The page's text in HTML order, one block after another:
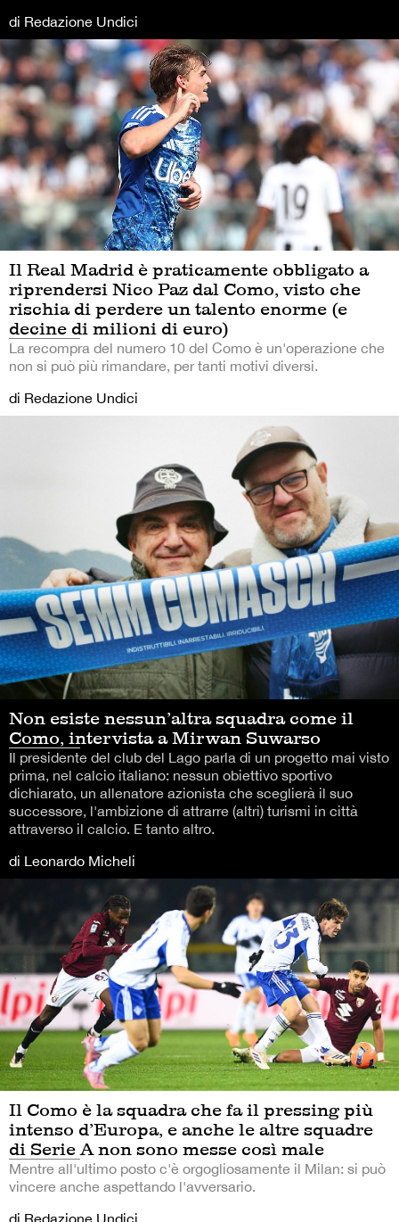
di Redazione Undici
Il Real Madrid è praticamente obbligato a
riprendersi Nico Paz dal Como, visto che
rischia di perdere un talento enorme (e
decine di milioni di euro)
La recompra del numero 10 del Como è un'operazione che
non si può più rimandare, per tanti motivi diversi.
di Redazione Undici
Non esiste nessun’altra squadra come il
Como, intervista a Mirwan Suwarso
Il presidente del club del Lago parla di un progetto mai visto
prima, nel calcio italiano: nessun obiettivo sportivo
dichiarato, un allenatore azionista che sceglierà il suo
successore, l'ambizione di attrarre (altri) turismi in città
attraverso il calcio. E tanto altro.
di Leonardo Micheli
Il Como è la squadra che fa il pressing più
intenso d’Europa, e anche le altre squadre
di Serie A non sono messe così male
Mentre all'ultimo posto c'è orgogliosamente il Milan: si può
vincere anche aspettando l'avversario.
di Redazione Undici